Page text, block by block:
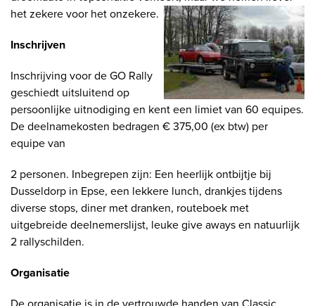
het zekere voor het onzekere.
Inschrijven
Inschrijving voor de GO Rally
geschiedt uitsluitend op
persoonlijke uitnodiging en kent een limiet van 60 equipes.
De deelnamekosten bedragen € 375,00 (ex btw) per
equipe van
2 personen. Inbegrepen zijn: Een heerlijk ontbijtje bij
Dusseldorp in Epse, een lekkere lunch, drankjes tijdens
diverse stops, diner met dranken, routeboek met
uitgebreide deelnemerslijst, leuke give aways en natuurlijk
2 rallyschilden.
Organisatie